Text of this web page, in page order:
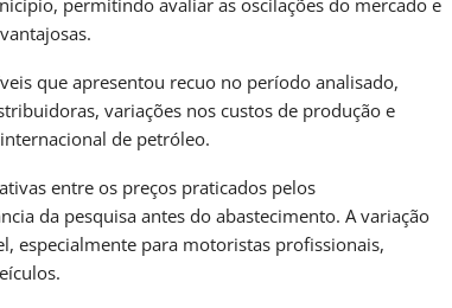
permitindo avaliar as oscilações do mercado e
que apresentou recuo no período analisado,
variações nos custos de produção e
de petróleo.
entre os preços praticados pelos
da pesquisa antes do abastecimento. A variação
especialmente para motoristas profissionais,